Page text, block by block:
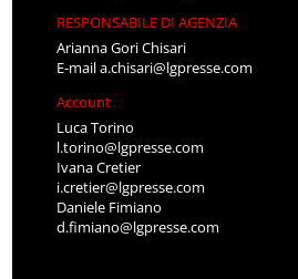
RESPONSABILE DI AGENZIA
Arianna Gori Chisari
E-maila.chisari@lgpresse.com
Account
Luca Torino
l.torino@lgpresse.com
Ivana Cretier
i.cretier@lgpresse.com
Daniele Fimiano
d.fimiano@lgpresse.com